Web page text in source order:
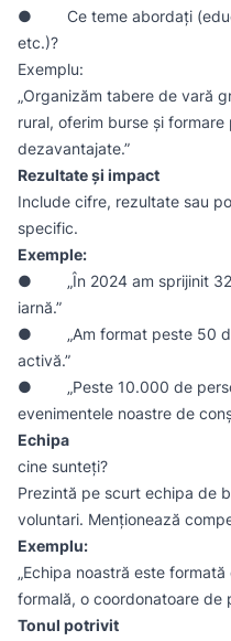
● Ce teme abordați
etc.)?
Exemplu:
„Organizăm tabere de vară
rural, oferim burse și
dezavantajate.”
Rezultate și impact
Include cifre, rezultate sau
specific.
Exemple:
● „În 2024 am sprijinit
iarnă.”
● „Am format peste 50 de
activă.”
● „Peste 10.000 de
evenimentele noastre de
Echipa
cine sunteți?
Prezintă pe scurt echipa de
voluntari. Menționează
Exemplu:
„Echipa noastră este
formală, o coordonatoare de
Tonul potrivit